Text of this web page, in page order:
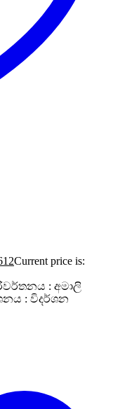
Current price is:
පරිවර්තනය : අමාලි
: විදර්ශන